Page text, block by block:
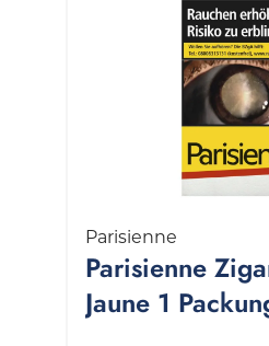
Parisienne
Parisienne
Jaune 1